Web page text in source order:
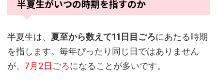
半夏生がいつの時期を指すのか
半夏生は、 夏至から数えて11日目ごろにあたる時期
を指します。毎年ぴったり同じ日ではありません
が、 7月2日ごろになることが多いです。